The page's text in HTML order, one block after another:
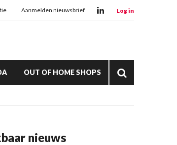
Aanmelden nieuwsbrief Log in
OUT OF HOME SHOPS
nieuws